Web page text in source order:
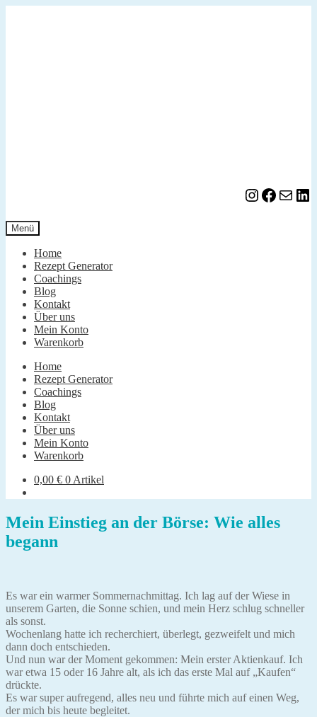
Instagram Facebook E-Mail LinkedIn
Menü
Home
Rezept Generator
Coachings
Blog
Kontakt
Über uns
Mein Konto
Warenkorb
Home
Rezept Generator
Coachings
Blog
Kontakt
Über uns
Mein Konto
Warenkorb
0,00 € 0 Artikel
Mein Einstieg an der Börse: Wie alles
begann
Es war ein warmer Sommernachmittag. Ich lag auf der Wiese in
unserem Garten, die Sonne schien, und mein Herz schlug schneller
als sonst.
Wochenlang hatte ich recherchiert, überlegt, gezweifelt und mich
dann doch entschieden.
Und nun war der Moment gekommen: Mein erster Aktienkauf. Ich
war etwa 15 oder 16 Jahre alt, als ich das erste Mal auf „Kaufen“
drückte.
Es war super aufregend, alles neu und führte mich auf einen Weg,
der mich bis heute begleitet.